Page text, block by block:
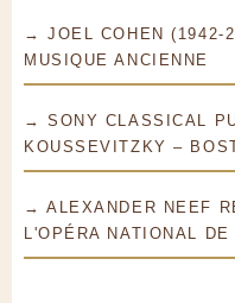
→ JOEL COHEN (1942-
MUSIQUE ANCIENNE
→ SONY CLASSICAL
KOUSSEVITZKY –
→ ALEXANDER NEEF
L'OPÉRA NATIONAL